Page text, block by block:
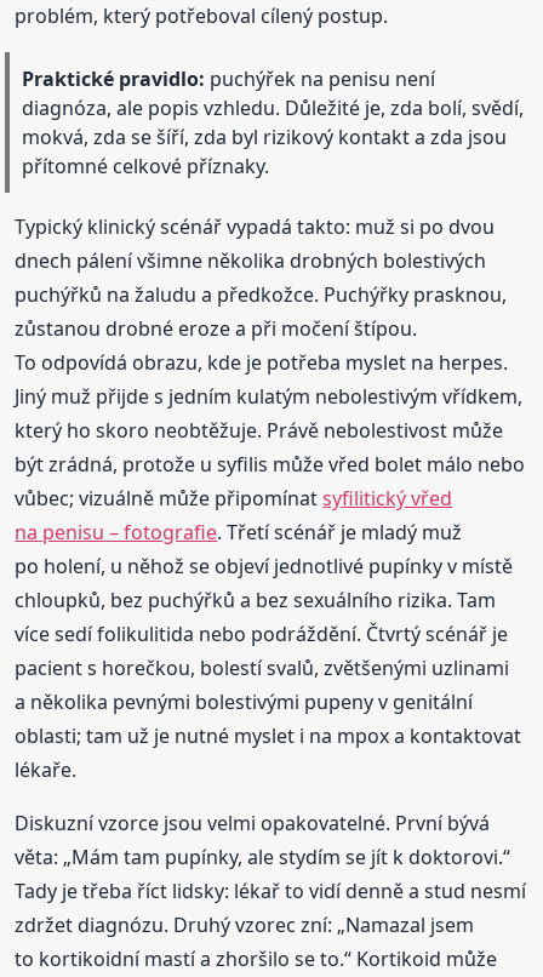
problém, který potřeboval cílený postup.
Praktické pravidlo: puchýřek na penisu není
diagnóza, ale popis vzhledu. Důležité je, zda bolí, svědí,
mokvá, zda se šíří, zda byl rizikový kontakt a zda jsou
přítomné celkové příznaky.
Typický klinický scénář vypadá takto: muž si po dvou
dnech pálení všimne několika drobných bolestivých
puchýřků na žaludu a předkožce. Puchýřky prasknou,
zůstanou drobné eroze a při močení štípou.
To odpovídá obrazu, kde je potřeba myslet na herpes.
Jiný muž přijde s jedním kulatým nebolestivým vřídkem,
který ho skoro neobtěžuje. Právě nebolestivost může
být zrádná, protože u syfilis může vřed bolet málo nebo
vůbec; vizuálně může připomínatsyfilitický vřed
na penisu – fotografie. Třetí scénář je mladý muž
po holení, u něhož se objeví jednotlivé pupínky v místě
chloupků, bez puchýřků a bez sexuálního rizika. Tam
více sedí folikulitida nebo podráždění. Čtvrtý scénář je
pacient s horečkou, bolestí svalů, zvětšenými uzlinami
a několika pevnými bolestivými pupeny v genitální
oblasti; tam už je nutné myslet i na mpox a kontaktovat
lékaře.
Diskuzní vzorce jsou velmi opakovatelné. První bývá
věta: „Mám tam pupínky, ale stydím se jít k doktorovi.“
Tady je třeba říct lidsky: lékař to vidí denně a stud nesmí
zdržet diagnózu. Druhý vzorec zní: „Namazal jsem
to kortikoidní mastí a zhoršilo se to.“ Kortikoid může